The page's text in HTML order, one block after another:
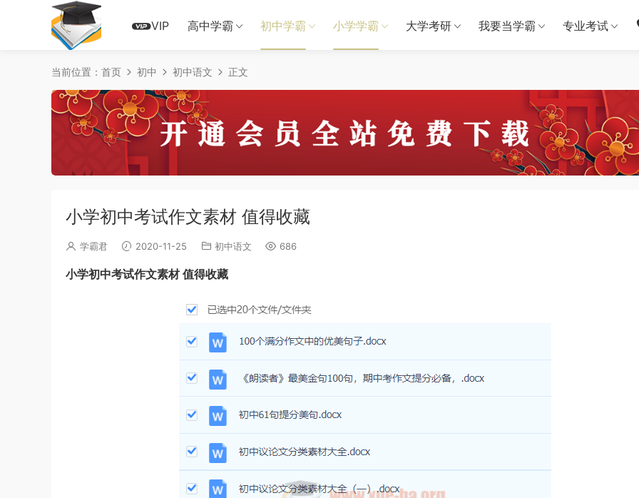
VIP 高中学霸 初中学霸 小学学霸 大学考研 我要当学霸 专业考试
当前位置： 首页 初中 初中语文 正文
小学初中考试作文素材 值得收藏
学霸君 2020-11-25 初中语文 686
小学初中考试作文素材 值得收藏